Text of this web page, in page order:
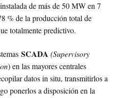
de más de 50 MW en 7
% de la producción total de
totalmente predictivo.
SCADA (Supervisory
) en las mayores centrales
datos in situ, transmitirlos a
ponerlos a disposición en la